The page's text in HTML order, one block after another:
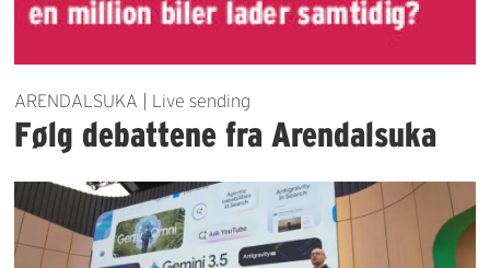
ARENDALSUKA | Live sending
Følg debattene fra Arendalsuka